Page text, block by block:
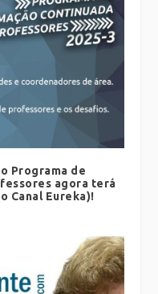
Programa de
agora terá
Canal Eureka)!